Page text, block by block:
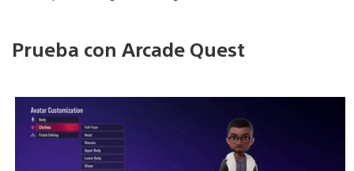
Prueba con Arcade Quest